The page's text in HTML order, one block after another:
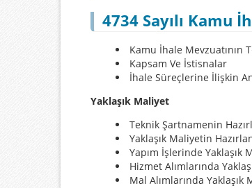
4734 Sayılı Kamu
Kamu İhale Mevzuatının
Kapsam Ve İstisnalar
İhale Süreçlerine İlişkin
Yaklaşık Maliyet
Teknik Şartnamenin
Yaklaşık Maliyetin
Yapım İşlerinde Yaklaşık
Hizmet Alımlarında
Mal Alımlarında Yaklaşık